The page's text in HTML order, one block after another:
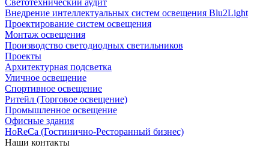
Светотехнический аудит
Внедрение интеллектуальных систем освещения Blu2Light
Проектирование систем освещения
Монтаж освещения
Производство светодиодных светильников
Проекты
Архитектурная подсветка
Уличное освещение
Спортивное освещение
Ритейл (Торговое освещение)
Промышленное освещение
Офисные здания
HoReCa (Гостинично-Ресторанный бизнес)
Наши контакты